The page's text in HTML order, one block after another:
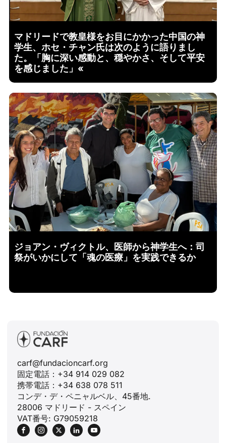
マドリードで教皇様をお目にかかった中国の神
学生、ホセ・チャン氏は次のように語りまし
た。「胸に深い感動と、穏やかさ、そして平安
を感じました」«
ジョアン・ヴィクトル、医師から神学生へ：司
祭がいかにして「魂の医療」を実践できるか
carf@fundacioncarf.org
固定電話：+34 914 029 082
携帯電話：+34 638 078 511
コンデ・デ・ペニャルベル、45番地.
28006 マドリード - スペイン
VAT番号: G79059218